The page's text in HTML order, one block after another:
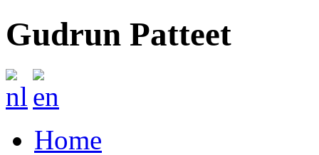
Gudrun Patteet
Home